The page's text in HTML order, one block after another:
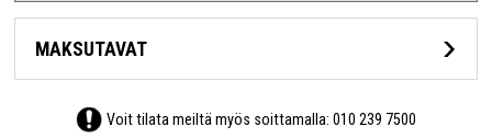
MAKSUTAVAT
Voit tilata meiltä myös soittamalla:010 239 7500